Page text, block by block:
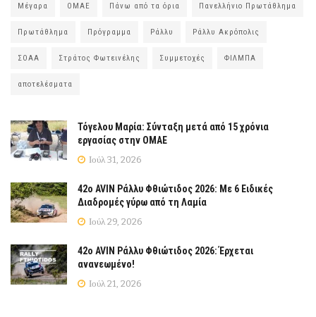
Μέγαρα ΟΜΑΕ Πάνω από τα όρια Πανελλήνιο Πρωτάθλημα
Πρωτάθλημα Πρόγραμμα Ράλλυ Ράλλυ Ακρόπολις
ΣΟΑΑ Στράτος Φωτεινέλης Συμμετοχές ΦΙΛΜΠΑ
αποτελέσματα
Τόγελου Μαρία: Σύνταξη μετά από 15 χρόνια
εργασίας στην ΟΜΑΕ
Ιούλ 31, 2026
42ο AVIN Ράλλυ Φθιώτιδος 2026: Με 6 Ειδικές
Διαδρομές γύρω από τη Λαμία
Ιούλ 29, 2026
42ο AVIN Ράλλυ Φθιώτιδος 2026: Έρχεται
ανανεωμένο!
Ιούλ 21, 2026